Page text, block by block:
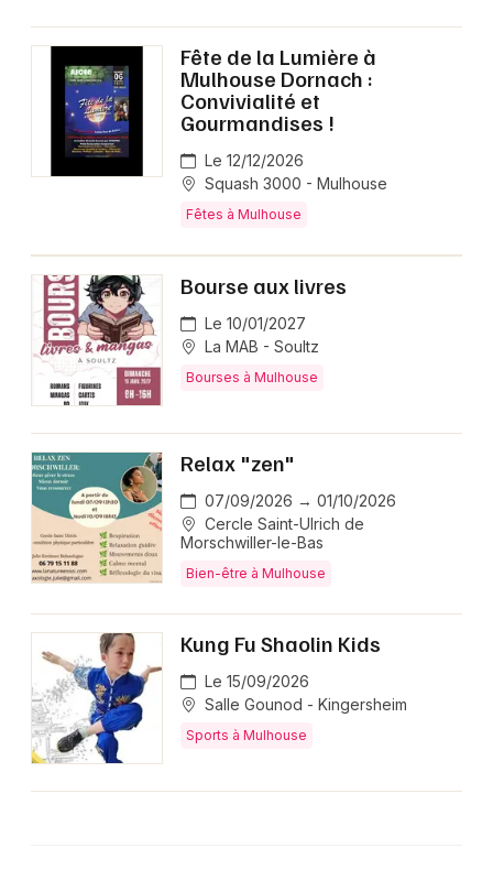
Fête de la Lumière à
Mulhouse Dornach :
Convivialité et
Gourmandises !
Le 12/12/2026
Squash 3000 - Mulhouse
Fêtes à Mulhouse
Bourse aux livres
Le 10/01/2027
La MAB - Soultz
Bourses à Mulhouse
Relax "zen"
07/09/2026 → 01/10/2026
Cercle Saint-Ulrich de
Morschwiller-le-Bas
Bien-être à Mulhouse
Kung Fu Shaolin Kids
Le 15/09/2026
Salle Gounod - Kingersheim
Sports à Mulhouse